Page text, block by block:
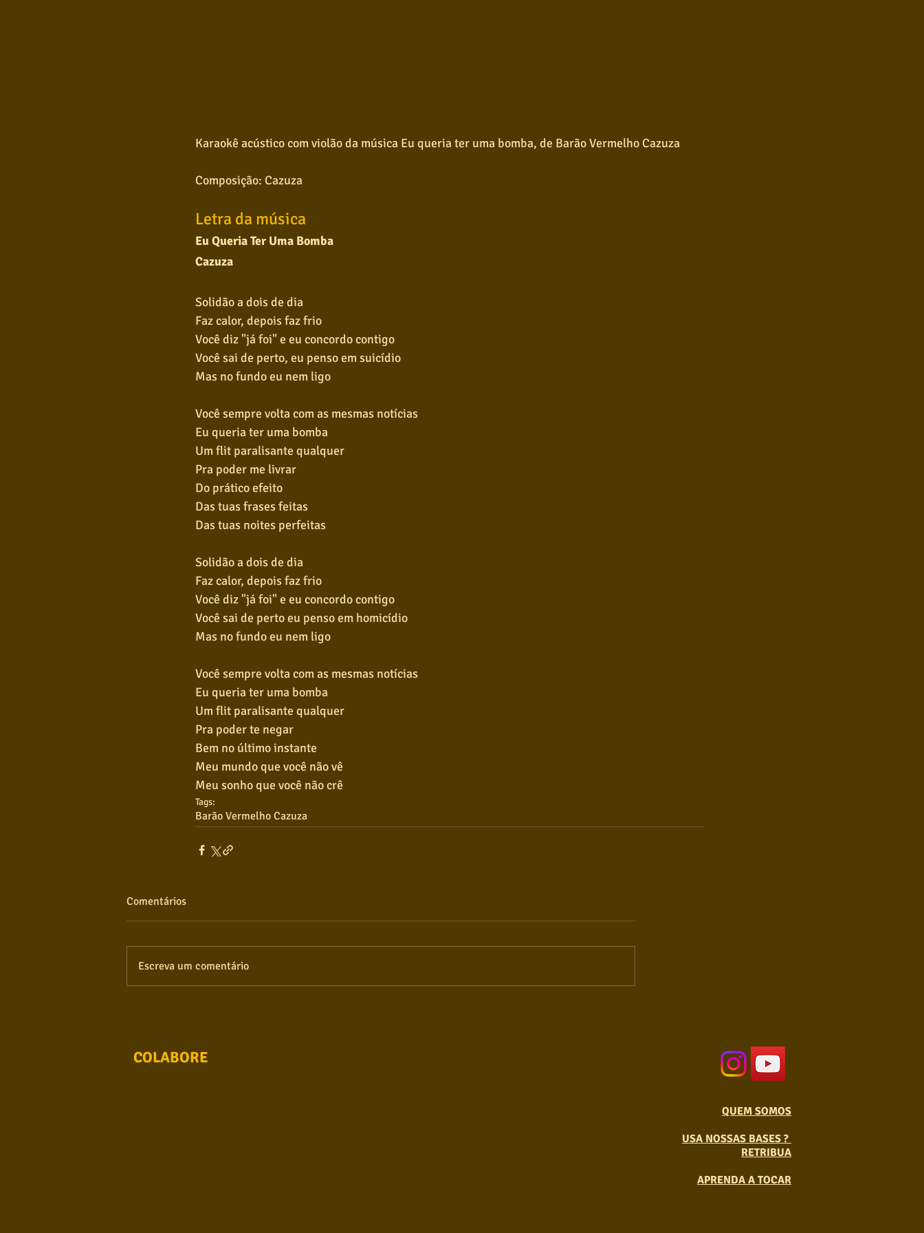
Karaokê acústico com violão da música Eu queria ter uma bomba, de Barão Vermelho Cazuza
Composição: Cazuza
Letra da música
Eu Queria Ter Uma Bomba
Cazuza
Solidão a dois de dia
Faz calor, depois faz frio
Você diz "já foi" e eu concordo contigo
Você sai de perto, eu penso em suicídio
Mas no fundo eu nem ligo
Você sempre volta com as mesmas notícias
Eu queria ter uma bomba
Um flit paralisante qualquer
Pra poder me livrar
Do prático efeito
Das tuas frases feitas
Das tuas noites perfeitas
Solidão a dois de dia
Faz calor, depois faz frio
Você diz "já foi" e eu concordo contigo
Você sai de perto eu penso em homicídio
Mas no fundo eu nem ligo
Você sempre volta com as mesmas notícias
Eu queria ter uma bomba
Um flit paralisante qualquer
Pra poder te negar
Bem no último instante
Meu mundo que você não vê
Meu sonho que você não crê
Tags:
Barão Vermelho Cazuza
Comentários
Escreva um comentário
COLABORE
QUEM SOMOS
USA NOSSAS BASES ?
RETRIBUA
APRENDA A TOCAR